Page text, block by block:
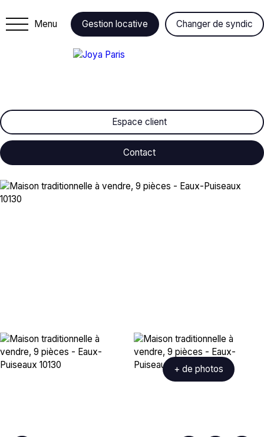
Menu Gestion locative Changer de syndic
Espace client
Contact
+ de photos